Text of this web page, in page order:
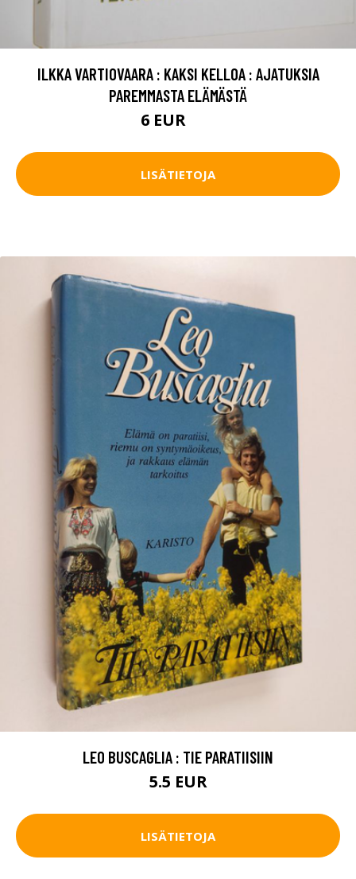
ILKKA VARTIOVAARA : KAKSI KELLOA : AJATUKSIA
PAREMMASTA ELÄMÄSTÄ
6 EUR
LISÄTIETOJA
LEO BUSCAGLIA : TIE PARATIISIIN
5.5 EUR
LISÄTIETOJA